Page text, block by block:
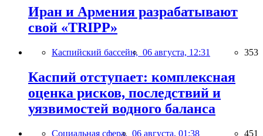
Иран и Армения разрабатывают
свой «TRIPP»
Каспийский бассейн, 06 августа, 12:31 353
Каспий отступает: комплексная
оценка рисков, последствий и
уязвимостей водного баланса
Социальная сфера, 06 августа, 01:38 451